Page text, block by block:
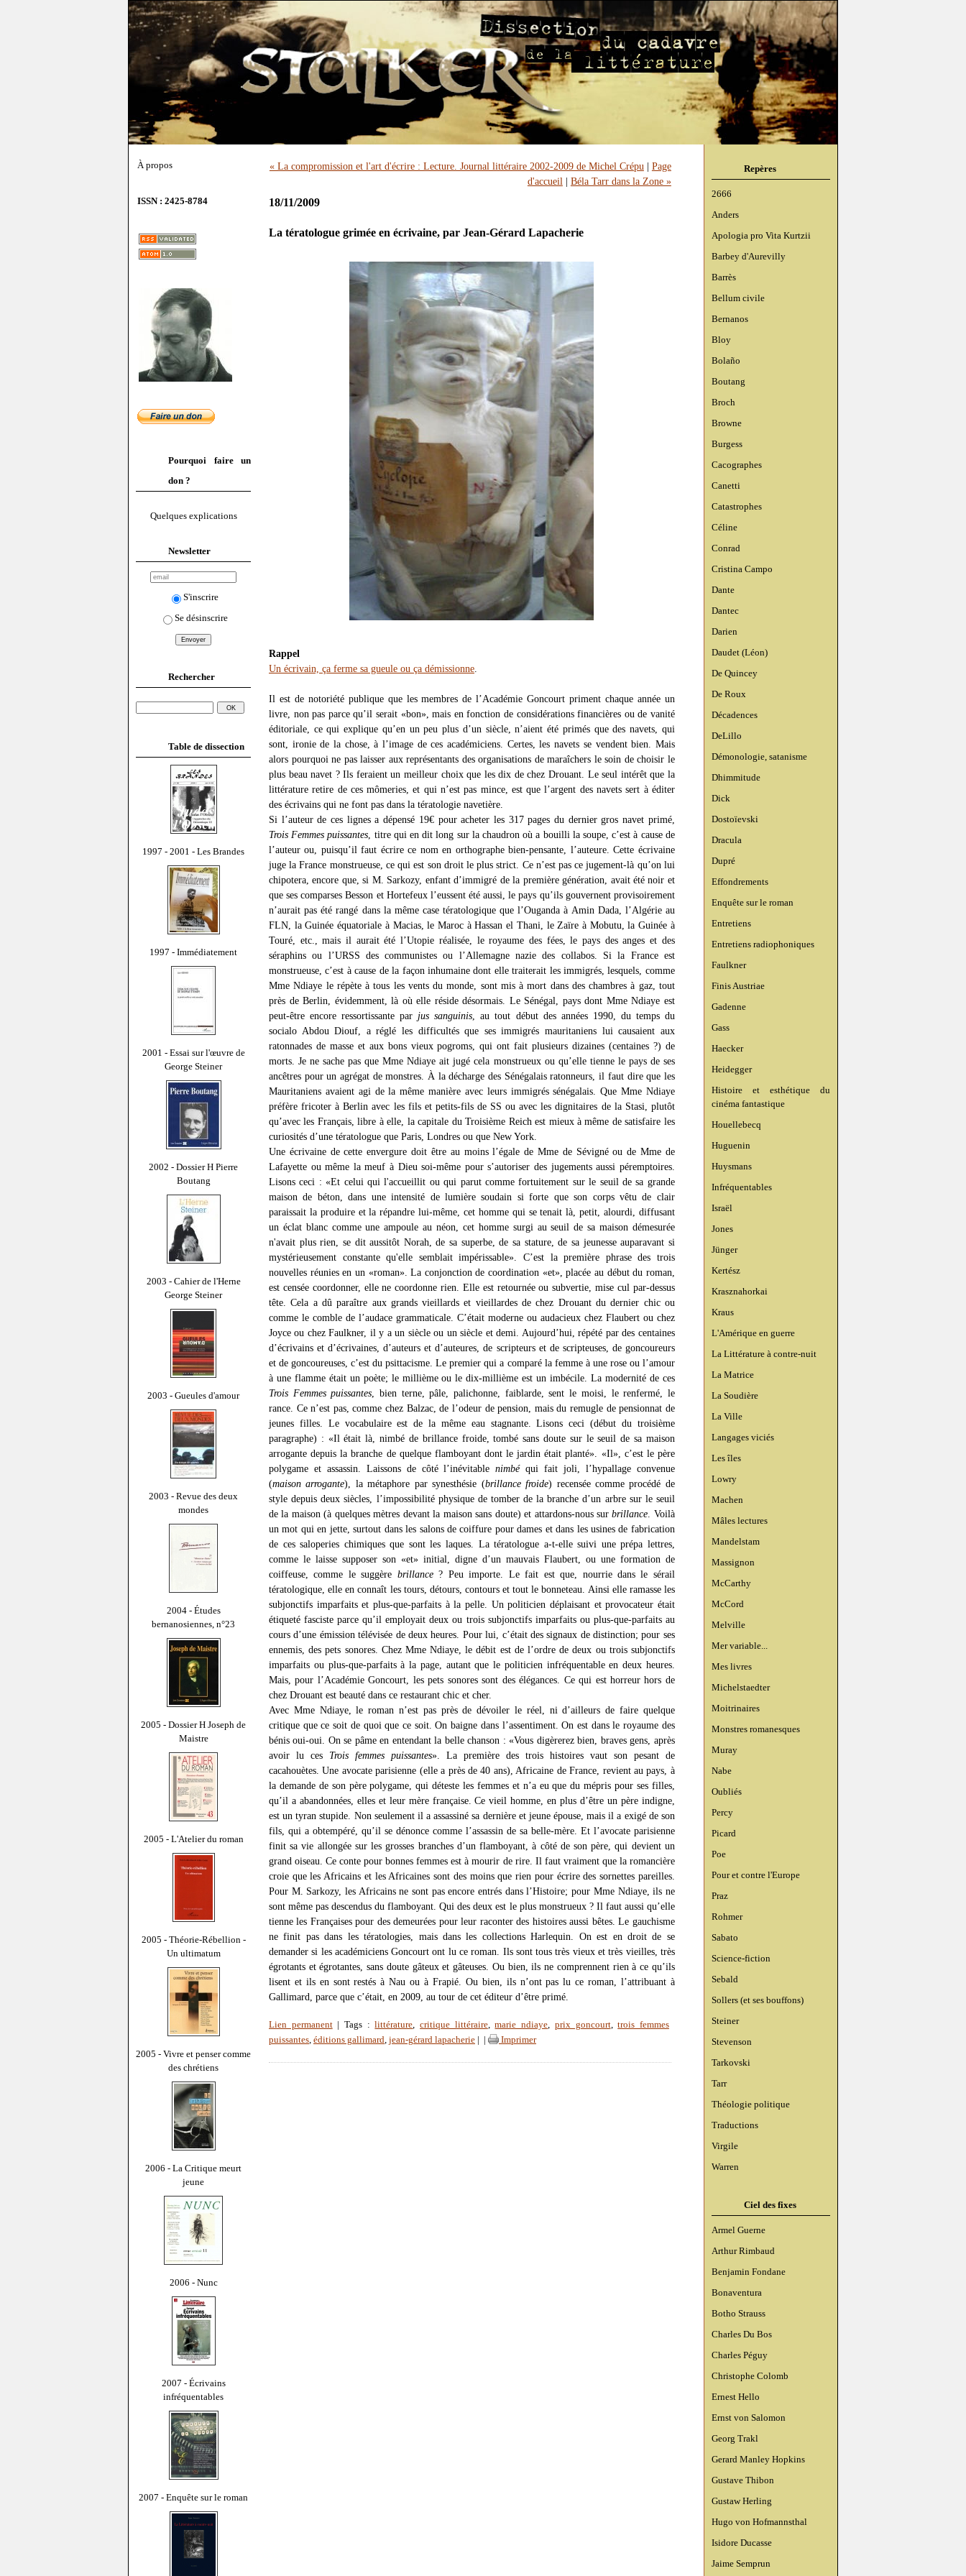
À propos
ISSN : 2425-8784
Pourquoi faire un
don ?
Quelques explications
Newsletter
S'inscrire
Se désinscrire
Rechercher
Table de dissection
1997 - 2001 - Les Brandes
1997 - Immédiatement
2001 - Essai sur l'œuvre de
George Steiner
2002 - Dossier H Pierre
Boutang
2003 - Cahier de l'Herne
George Steiner
2003 - Gueules d'amour
2003 - Revue des deux
mondes
2004 - Études
bernanosiennes, n°23
2005 - Dossier H Joseph de
Maistre
2005 - L'Atelier du roman
2005 - Théorie-Rébellion -
Un ultimatum
2005 - Vivre et penser comme
des chrétiens
2006 - La Critique meurt
jeune
2006 - Nunc
2007 - Écrivains
infréquentables
2007 - Enquête sur le roman
Repères
2666
Anders
Apologia pro Vita Kurtzii
Barbey d'Aurevilly
Barrès
Bellum civile
Bernanos
Bloy
Bolaño
Boutang
Broch
Browne
Burgess
Cacographes
Canetti
Catastrophes
Céline
Conrad
Cristina Campo
Dante
Dantec
Darien
Daudet (Léon)
De Quincey
De Roux
Décadences
DeLillo
Démonologie, satanisme
Dhimmitude
Dick
Dostoïevski
Dracula
Dupré
Effondrements
Enquête sur le roman
Entretiens
Entretiens radiophoniques
Faulkner
Finis Austriae
Gadenne
Gass
Haecker
Heidegger
Histoire et esthétique du
cinéma fantastique
Houellebecq
Huguenin
Huysmans
Infréquentables
Israël
Jones
Jünger
Kertész
Krasznahorkai
Kraus
L'Amérique en guerre
La Littérature à contre-nuit
La Matrice
La Soudière
La Ville
Langages viciés
Les îles
Lowry
Machen
Mâles lectures
Mandelstam
Massignon
McCarthy
McCord
Melville
Mer variable...
Mes livres
Michelstaedter
Moitrinaires
Monstres romanesques
Muray
Nabe
Oubliés
Percy
Picard
Poe
Pour et contre l'Europe
Praz
Rohmer
Sabato
Science-fiction
Sebald
Sollers (et ses bouffons)
Steiner
Stevenson
Tarkovski
Tarr
Théologie politique
Traductions
Virgile
Warren
Ciel des fixes
Armel Guerne
Arthur Rimbaud
Benjamin Fondane
Bonaventura
Botho Strauss
Charles Du Bos
Charles Péguy
Christophe Colomb
Ernest Hello
Ernst von Salomon
Georg Trakl
Gerard Manley Hopkins
Gustave Thibon
Gustaw Herling
Hugo von Hofmannsthal
Isidore Ducasse
Jaime Semprun
« La compromission et l'art d'écrire : Lecture. Journal littéraire 2002-2009 de Michel Crépu | Page
d'accueil | Béla Tarr dans la Zone »
18/11/2009
La tératologue grimée en écrivaine, par Jean-Gérard Lapacherie
Rappel
Un écrivain, ça ferme sa gueule ou ça démissionne
Il est de notoriété publique que les membres de l’Académie Goncourt priment chaque année un
livre, non pas parce qu’il serait «bon», mais en fonction de considérations financières ou de vanité
éditoriale, ce qui explique qu’en un peu plus d’un siècle, n’aient été primés que des navets, qui
sont, ironie de la chose, à l’image de ces académiciens. Certes, les navets se vendent bien. Mais
alors pourquoi ne pas laisser aux représentants des organisations de maraîchers le soin de choisir le
plus beau navet ? Ils feraient un meilleur choix que les dix de chez Drouant. Le seul intérêt que la
littérature retire de ces mômeries, et qui n’est pas mince, est que l’argent des navets sert à éditer
des écrivains qui ne font pas dans la tératologie navetière.
Si l’auteur de ces lignes a dépensé 19€ pour acheter les 317 pages du dernier gros navet primé,
Trois Femmes puissantes , titre qui en dit long sur la chaudron où a bouilli la soupe, c’est à cause de
l’auteur ou, puisqu’il faut écrire ce nom en orthographe bien-pensante, l’auteure. Cette écrivaine
juge la France monstrueuse, ce qui est son droit le plus strict. Ce n’est pas ce jugement-là qu’on lui
chipotera, encore que, si M. Sarkozy, enfant d’immigré de la première génération, avait été noir et
que ses comparses Besson et Hortefeux l’eussent été aussi, le pays qu’ils gouvernent provisoirement
n’aurait pas été rangé dans la même case tératologique que l’Ouganda à Amin Dada, l’Algérie au
FLN, la Guinée équatoriale à Macias, le Maroc à Hassan el Thani, le Zaïre à Mobutu, la Guinée à
Touré, etc., mais il aurait été l’Utopie réalisée, le royaume des fées, le pays des anges et des
séraphins ou l’URSS des communistes ou l’Allemagne nazie des collabos. Si la France est
monstrueuse, c’est à cause de la façon inhumaine dont elle traiterait les immigrés, lesquels, comme
Mme Ndiaye le répète à tous les vents du monde, sont mis à mort dans des chambres à gaz, tout
près de Berlin, évidemment, là où elle réside désormais. Le Sénégal, pays dont Mme Ndiaye est
peut-être encore ressortissante par jus sanguinis , au tout début des années 1990, du temps du
socialo Abdou Diouf, a réglé les difficultés que ses immigrés mauritaniens lui causaient aux
ratonnades de masse et aux bons vieux pogroms, qui ont fait plusieurs dizaines (centaines ?) de
morts. Je ne sache pas que Mme Ndiaye ait jugé cela monstrueux ou qu’elle tienne le pays de ses
ancêtres pour un agrégat de monstres. À la décharge des Sénégalais ratonneurs, il faut dire que les
Mauritaniens avaient agi de la même manière avec leurs immigrés sénégalais. Que Mme Ndiaye
préfère fricoter à Berlin avec les fils et petits-fils de SS ou avec les dignitaires de la Stasi, plutôt
qu’avec les Français, libre à elle, la capitale du Troisième Reich est mieux à même de satisfaire les
curiosités d’une tératologue que Paris, Londres ou que New York.
Une écrivaine de cette envergure doit être au moins l’égale de Mme de Sévigné ou de Mme de
Lafayette ou même la meuf à Dieu soi-même pour s’autoriser des jugements aussi péremptoires.
Lisons ceci : «Et celui qui l'accueillit ou qui parut comme fortuitement sur le seuil de sa grande
maison de béton, dans une intensité de lumière soudain si forte que son corps vêtu de clair
paraissait la produire et la répandre lui-même, cet homme qui se tenait là, petit, alourdi, diffusant
un éclat blanc comme une ampoule au néon, cet homme surgi au seuil de sa maison démesurée
n'avait plus rien, se dit aussitôt Norah, de sa superbe, de sa stature, de sa jeunesse auparavant si
mystérieusement constante qu'elle semblait impérissable». C’est la première phrase des trois
nouvelles réunies en un «roman». La conjonction de coordination «et», placée au début du roman,
est censée coordonner, elle ne coordonne rien. Elle est retournée ou subvertie, mise cul par-dessus
tête. Cela a dû paraître aux grands vieillards et vieillardes de chez Drouant du dernier chic ou
comme le comble de l’audace grammaticale. C’était moderne ou audacieux chez Flaubert ou chez
Joyce ou chez Faulkner, il y a un siècle ou un siècle et demi. Aujourd’hui, répété par des centaines
d’écrivains et d’écrivaines, d’auteurs et d’auteures, de scripteurs et de scripteuses, de goncoureurs
et de goncoureuses, c’est du psittacisme. Le premier qui a comparé la femme à une rose ou l’amour
à une flamme était un poète; le millième ou le dix-millième est un imbécile. La modernité de ces
Trois Femmes puissantes , bien terne, pâle, palichonne, faiblarde, sent le moisi, le renfermé, le
rance. Ce n’est pas, comme chez Balzac, de l’odeur de pension, mais du remugle de pensionnat de
jeunes filles. Le vocabulaire est de la même eau stagnante. Lisons ceci (début du troisième
paragraphe) : «Il était là, nimbé de brillance froide, tombé sans doute sur le seuil de sa maison
arrogante depuis la branche de quelque flamboyant dont le jardin était planté». «Il», c’est le père
polygame et assassin. Laissons de côté l’inévitablenimbéqui fait joli, l’hypallage convenue
(maison arrogante), la métaphore par synesthésie (brillance froide) recensée comme procédé de
style depuis deux siècles, l’impossibilité physique de tomber de la branche d’un arbre sur le seuil
de la maison (à quelques mètres devant la maison sans doute) et attardons-nous surbrillance . Voilà
un mot qui en jette, surtout dans les salons de coiffure pour dames et dans les usines de fabrication
de ces saloperies chimiques que sont les laques. La tératologue a-t-elle suivi une prépa lettres,
comme le laisse supposer son «et» initial, digne d’un mauvais Flaubert, ou une formation de
coiffeuse, comme le suggère brillance? Peu importe. Le fait est que, nourrie dans le sérail
tératologique, elle en connaît les tours, détours, contours et tout le bonneteau. Ainsi elle ramasse les
subjonctifs imparfaits et plus-que-parfaits à la pelle. Un politicien déplaisant et provocateur était
étiqueté fasciste parce qu’il employait deux ou trois subjonctifs imparfaits ou plus-que-parfaits au
cours d’une émission télévisée de deux heures. Pour lui, c’était des signaux de distinction; pour ses
ennemis, des pets sonores. Chez Mme Ndiaye, le débit est de l’ordre de deux ou trois subjonctifs
imparfaits ou plus-que-parfaits à la page, autant que le politicien infréquentable en deux heures.
Mais, pour l’Académie Goncourt, les pets sonores sont des élégances. Ce qui est horreur hors de
chez Drouant est beauté dans ce restaurant chic et cher.
Avec Mme Ndiaye, le roman n’est pas près de dévoiler le réel, ni d’ailleurs de faire quelque
critique que ce soit de quoi que ce soit. On baigne dans l’assentiment. On est dans le royaume des
bénis oui-oui. On se pâme en entendant la belle chanson : «Vous digèrerez bien, braves gens, après
avoir lu ces Trois femmes puissantes». La première des trois histoires vaut son pesant de
cacahouètes. Une avocate parisienne (elle a près de 40 ans), Africaine de France, revient au pays, à
la demande de son père polygame, qui déteste les femmes et n’a eu que du mépris pour ses filles,
qu’il a abandonnées, elles et leur mère française. Ce vieil homme, en plus d’être un père indigne,
est un tyran stupide. Non seulement il a assassiné sa dernière et jeune épouse, mais il a exigé de son
fils, qui a obtempéré, qu’il se dénonce comme l’assassin de sa belle-mère. Et l’avocate parisienne
finit sa vie allongée sur les grosses branches d’un flamboyant, à côté de son père, qui devient un
grand oiseau. Ce conte pour bonnes femmes est à mourir de rire. Il faut vraiment que la romancière
croie que les Africains et les Africaines sont des moins que rien pour écrire des sornettes pareilles.
Pour M. Sarkozy, les Africains ne sont pas encore entrés dans l’Histoire; pour Mme Ndiaye, ils ne
sont même pas descendus du flamboyant. Qui des deux est le plus monstrueux ? Il faut aussi qu’elle
tienne les Françaises pour des demeurées pour leur raconter des histoires aussi bêtes. Le gauchisme
ne finit pas dans les tératologies, mais dans les collections Harlequin. On est en droit de se
demander si les académiciens Goncourt ont lu ce roman. Ils sont tous très vieux et très vieilles, très
égrotants et égrotantes, sans doute gâteux et gâteuses. Ou bien, ils ne comprennent rien à ce qu’ils
lisent et ils en sont restés à Nau ou à Frapié. Ou bien, ils n’ont pas lu ce roman, l’attribuant à
Gallimard, parce que c’était, en 2009, au tour de cet éditeur d’être primé.
Lien permanent| Tags :littérature,critique littéraire,marie ndiaye, prix goncourt,trois femmes
puissantes, éditions gallimard, jean-gérard lapacherie Imprimer